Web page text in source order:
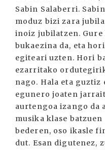
Sabin Salaberri.
moduz bizi zara
inoiz jubilatzen. Gure
bukaezina da, eta
egiteari uzten. Hori
ezarritako
nago. Hala eta guztiz
egunero joaten
aurtengoa izango da
musika klase
bederen, oso ikasle
dut. Esan digutenez,